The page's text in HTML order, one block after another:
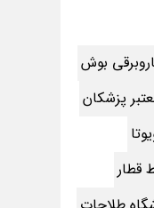
با
به مرحله
فصل
بوش
پزشکان
قطار